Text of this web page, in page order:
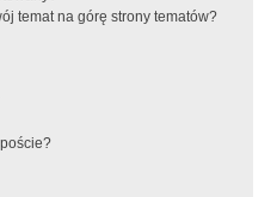
temat na górę strony tematów?